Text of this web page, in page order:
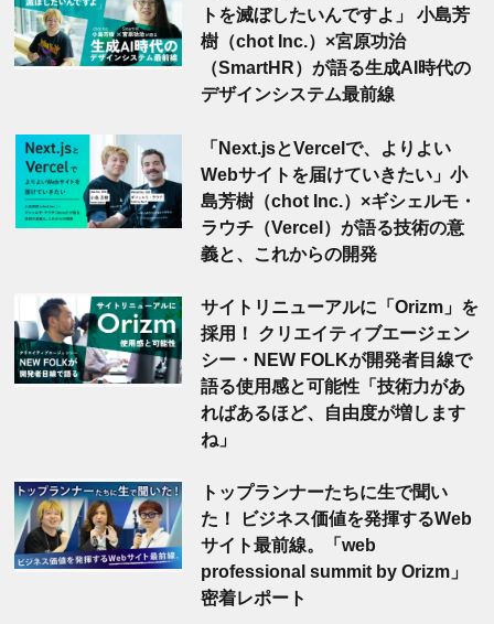
トを滅ぼしたいんですよ」 小島芳
樹（chot Inc.）×宮原功治
（SmartHR）が語る生成AI時代の
デザインシステム最前線
「Next.jsとVercelで、よりよい
Webサイトを届けていきたい」小
島芳樹（chot Inc.）×ギシェルモ・
ラウチ（Vercel）が語る技術の意
義と、これからの開発
サイトリニューアルに「Orizm」を
採用！ クリエイティブエージェン
シー・NEW FOLKが開発者目線で
語る使用感と可能性「技術力があ
ればあるほど、自由度が増します
ね」
トップランナーたちに生で聞い
た！ ビジネス価値を発揮するWeb
サイト最前線。「web
professional summit by Orizm」
密着レポート